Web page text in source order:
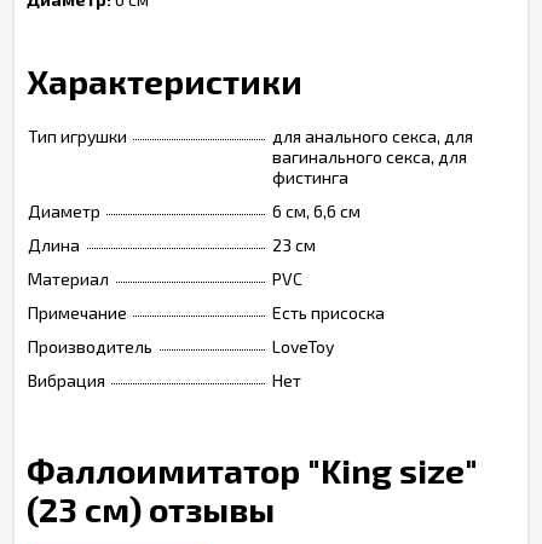
Характеристики
Тип игрушки
для анального секса, для
вагинального секса, для
фистинга
Диаметр
6 см, 6,6 см
Длина
23 см
Материал
PVC
Примечание
Есть присоска
Производитель
LoveToy
Вибрация
Нет
Фаллоимитатор "King size"
(23 см) отзывы